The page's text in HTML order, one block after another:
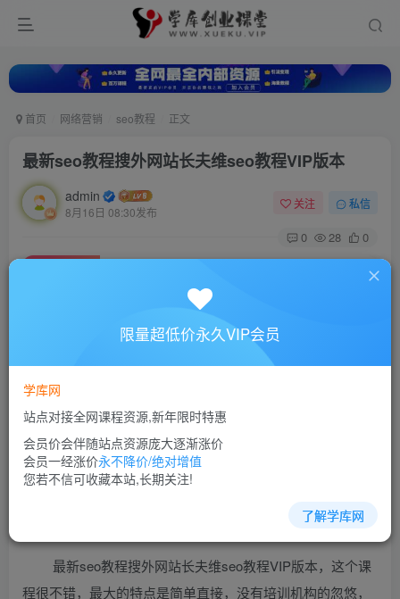
首页 网络营销 seo教程 正文
最新seo教程搜外网站长夫维seo教程VIP版本
admin
8月16日 08:30发布
关注 私信
0 28 0
最新seo教程搜外网站长夫维seo教程VIP版本
此内容为付费资源，请付费后查看
10
立即购买
您当前未登录！建议登陆后购买，可保存购买订单
付费资源
最新seo教程搜外网站长夫维seo教程VIP版本，这个课
程很不错，最大的特点是简单直接，没有培训机构的忽悠，
限量超低价永久VIP会员
学库网
站点对接全网课程资源,新年限时特惠
会员价会伴随站点资源庞大逐渐涨价
会员一经涨价永不降价/绝对增值
您若不信可收藏本站,长期关注!
了解学库网